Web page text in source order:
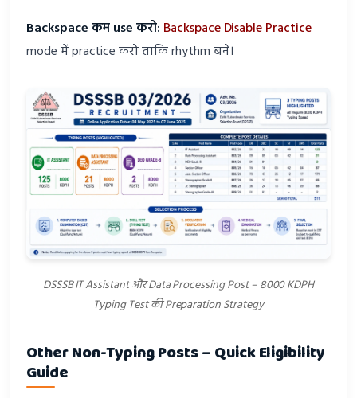
Backspace कम use करो:Backspace Disable Practice
mode में practice करो ताकि rhythm बने।
DSSSB IT Assistant और Data Processing Post – 8000 KDPH
Typing Test की Preparation Strategy
Other Non-Typing Posts – Quick Eligibility
Guide